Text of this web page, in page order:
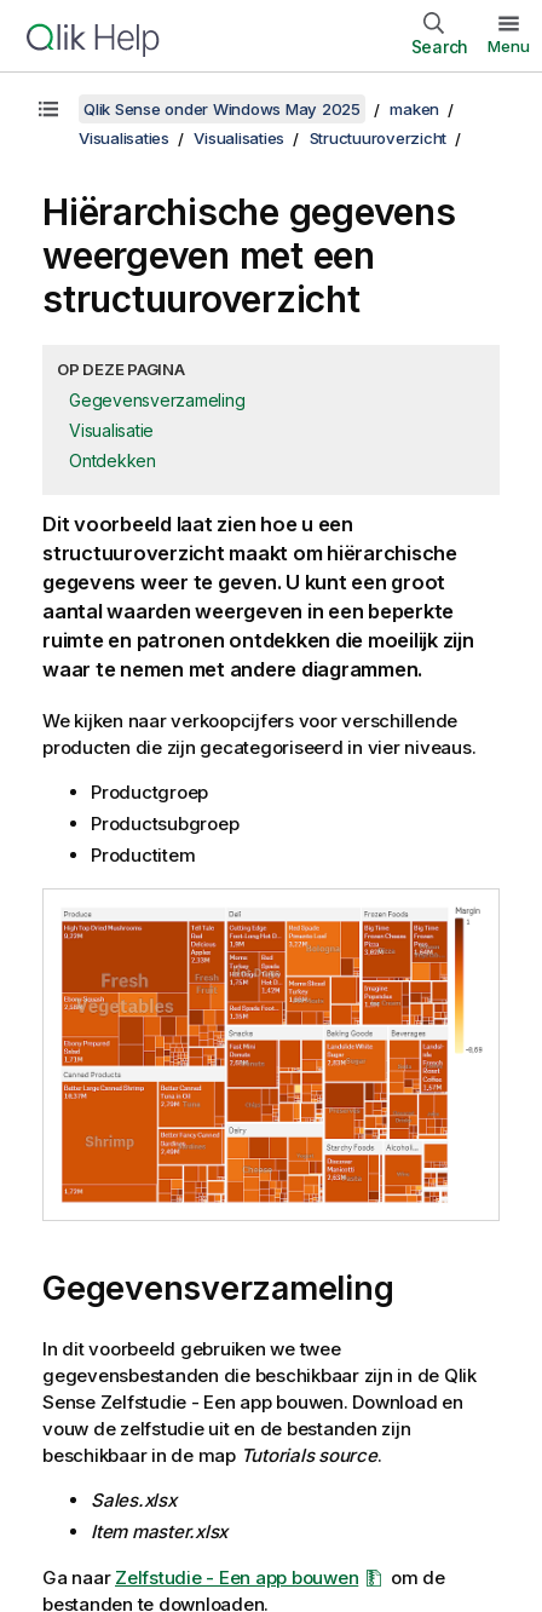
Search Menu
Qlik Sense onder Windows May 2025
maken
Visualisaties
Visualisaties Structuuroverzicht
Hiërarchische gegevens
weergeven met een
structuuroverzicht
OP DEZE PAGINA
Gegevensverzameling
Visualisatie
Ontdekken
Dit voorbeeld laat zien hoe u een
structuuroverzicht maakt om hiërarchische
gegevens weer te geven. U kunt een groot
aantal waarden weergeven in een beperkte
ruimte en patronen ontdekken die moeilijk zijn
waar te nemen met andere diagrammen.
We kijken naar verkoopcijfers voor verschillende
producten die zijn gecategoriseerd in vier niveaus.
Productgroep
Productsubgroep
Productitem
Gegevensverzameling
In dit voorbeeld gebruiken we twee
gegevensbestanden die beschikbaar zijn in de Qlik
Sense Zelfstudie - Een app bouwen. Download en
vouw de zelfstudie uit en de bestanden zijn
beschikbaar in de map Tutorials source.
Sales.xlsx
Item master.xlsx
Ga naar Zelfstudie - Een app bouwen
om de
bestanden te downloaden.